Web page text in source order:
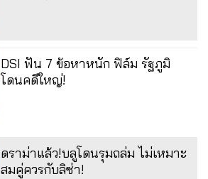
DSI ฟัน 7 ข้อหาหนัก ฟิล์ม รัฐภูมิ
โดนคดีใหญ่!
ดราม่าแล้ว!บลูโดนรุมถล่ม ไม่เหมาะ
สมคู่ควรกับลิซ่า!